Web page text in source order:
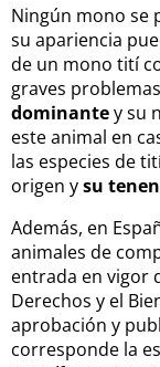
Ningún mono se
su apariencia
de un mono tití
graves
dominantey su
este animal en
las especies de
origen ysu
Además, en
animales de
entrada en vigor
Derechos y el
aprobación y
corresponde la